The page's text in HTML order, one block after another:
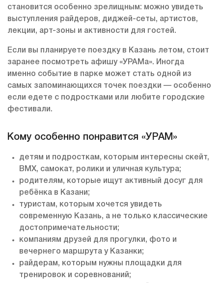
становится особенно зрелищным: можно увидеть
выступления райдеров, диджей-сеты, артистов,
лекции, арт-зоны и активности для гостей.
Если вы планируете поездку в Казань летом, стоит
заранее посмотреть афишу «УРАМа». Иногда
именно событие в парке может стать одной из
самых запоминающихся точек поездки — особенно
если едете с подростками или любите городские
фестивали.
Кому особенно понравится «УРАМ»
детям и подросткам, которым интересны скейт,
BMX, самокат, ролики и уличная культура;
родителям, которые ищут активный досуг для
ребёнка в Казани;
туристам, которым хочется увидеть
современную Казань, а не только классические
достопримечательности;
компаниям друзей для прогулки, фото и
вечернего маршрута у Казанки;
райдерам, которым нужны площадки для
тренировок и соревнований;